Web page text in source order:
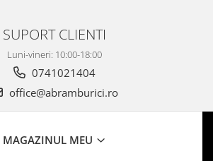
SUPORT CLIENTI
Luni-vineri: 10:00-18:00
0741021404
office@abramburici.ro
MAGAZINUL MEU